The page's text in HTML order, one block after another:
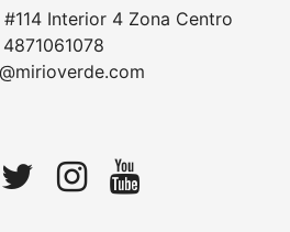
#114 Interior 4 Zona Centro
4871061078